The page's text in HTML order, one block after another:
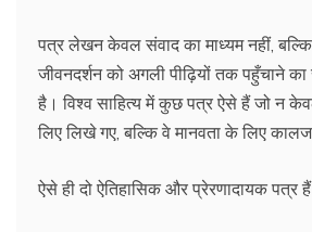
पत्र लेखन केवल संवाद का माध्यम नहीं, बल्कि
जीवनदर्शन को अगली पीढ़ियों तक पहुँचाने
है। विश्व साहित्य में कुछ पत्र ऐसे हैं जो न
लिए लिखे गए, बल्कि वे मानवता के लिए
ऐसे ही दो ऐतिहासिक और प्रेरणादायक पत्र